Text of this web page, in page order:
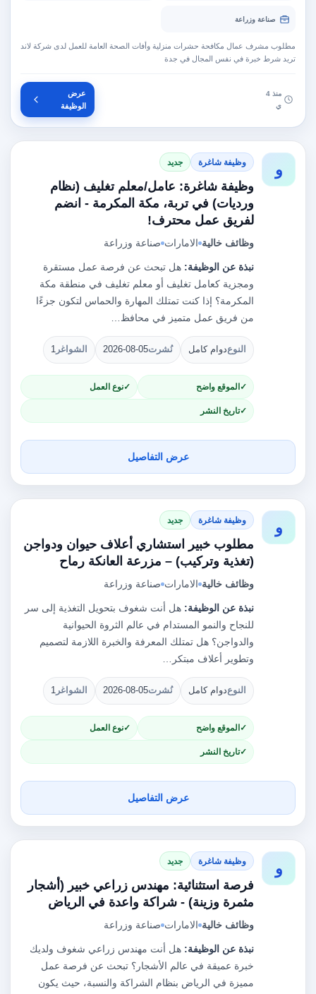
صناعة وزراعة
مطلوب مشرف عمال مكافحة حشرات منزلية وأفات الصحة العامة للعمل لدى شركة لاند
تريد شرط خبرة في نفس المجال في جدة
منذ 4
ي
عرض
الوظيفة
و وظيفة شاغرة جديد
وظيفة شاغرة: عامل/معلم تغليف (نظام
ورديات) في تربة، مكة المكرمة - انضم
لفريق عمل محترف!
وظائف خالية الامارات صناعة وزراعة
نبذة عن الوظيفة: هل تبحث عن فرصة عمل مستقرة
ومجزية كعامل تغليف أو معلم تغليف في منطقة مكة
المكرمة؟ إذا كنت تمتلك المهارة والحماس لتكون جزءًا
من فريق عمل متميز في محافظ…
النوعدوام كامل نُشرت2026-08-05 الشواغر 1
الموقع واضح نوع العمل
تاريخ النشر
عرض التفاصيل
و وظيفة شاغرة جديد
مطلوب خبير استشاري أعلاف حيوان ودواجن
(تغذية وتركيب) – مزرعة العانكة رماح
وظائف خالية الامارات صناعة وزراعة
نبذة عن الوظيفة: هل أنت شغوف بتحويل التغذية إلى سر
للنجاح والنمو المستدام في عالم الثروة الحيوانية
والدواجن؟ هل تمتلك المعرفة والخبرة اللازمة لتصميم
وتطوير أعلاف مبتكر…
النوعدوام كامل نُشرت2026-08-05 الشواغر 1
الموقع واضح نوع العمل
تاريخ النشر
عرض التفاصيل
و وظيفة شاغرة جديد
فرصة استثنائية: مهندس زراعي خبير (أشجار
مثمرة وزينة) - شراكة واعدة في الرياض
وظائف خالية الامارات صناعة وزراعة
نبذة عن الوظيفة: هل أنت مهندس زراعي شغوف ولديك
خبرة عميقة في عالم الأشجار؟ تبحث عن فرصة عمل
مميزة في الرياض بنظام الشراكة والنسبة، حيث يكون